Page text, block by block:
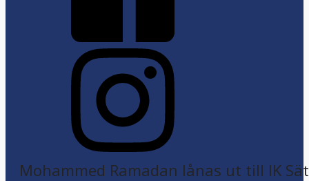
Mohammed Ramadan lånas ut till IK